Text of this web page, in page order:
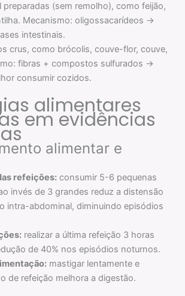
preparadas (sem remolho), como feijão,
Mecanismo: oligossacarídeos →
intestinais.
crus, como brócolis, couve-flor, couve,
fibras + compostos sulfurados →
consumir cozidos.
alimentares
em evidências
alimentar e
refeições: consumir 5-6 pequenas
invés de 3 grandes reduz a distensão
intra-abdominal, diminuindo episódios
realizar a última refeição 3 horas
de 40% nos episódios noturnos.
mastigar lentamente e
de refeição melhora a digestão.